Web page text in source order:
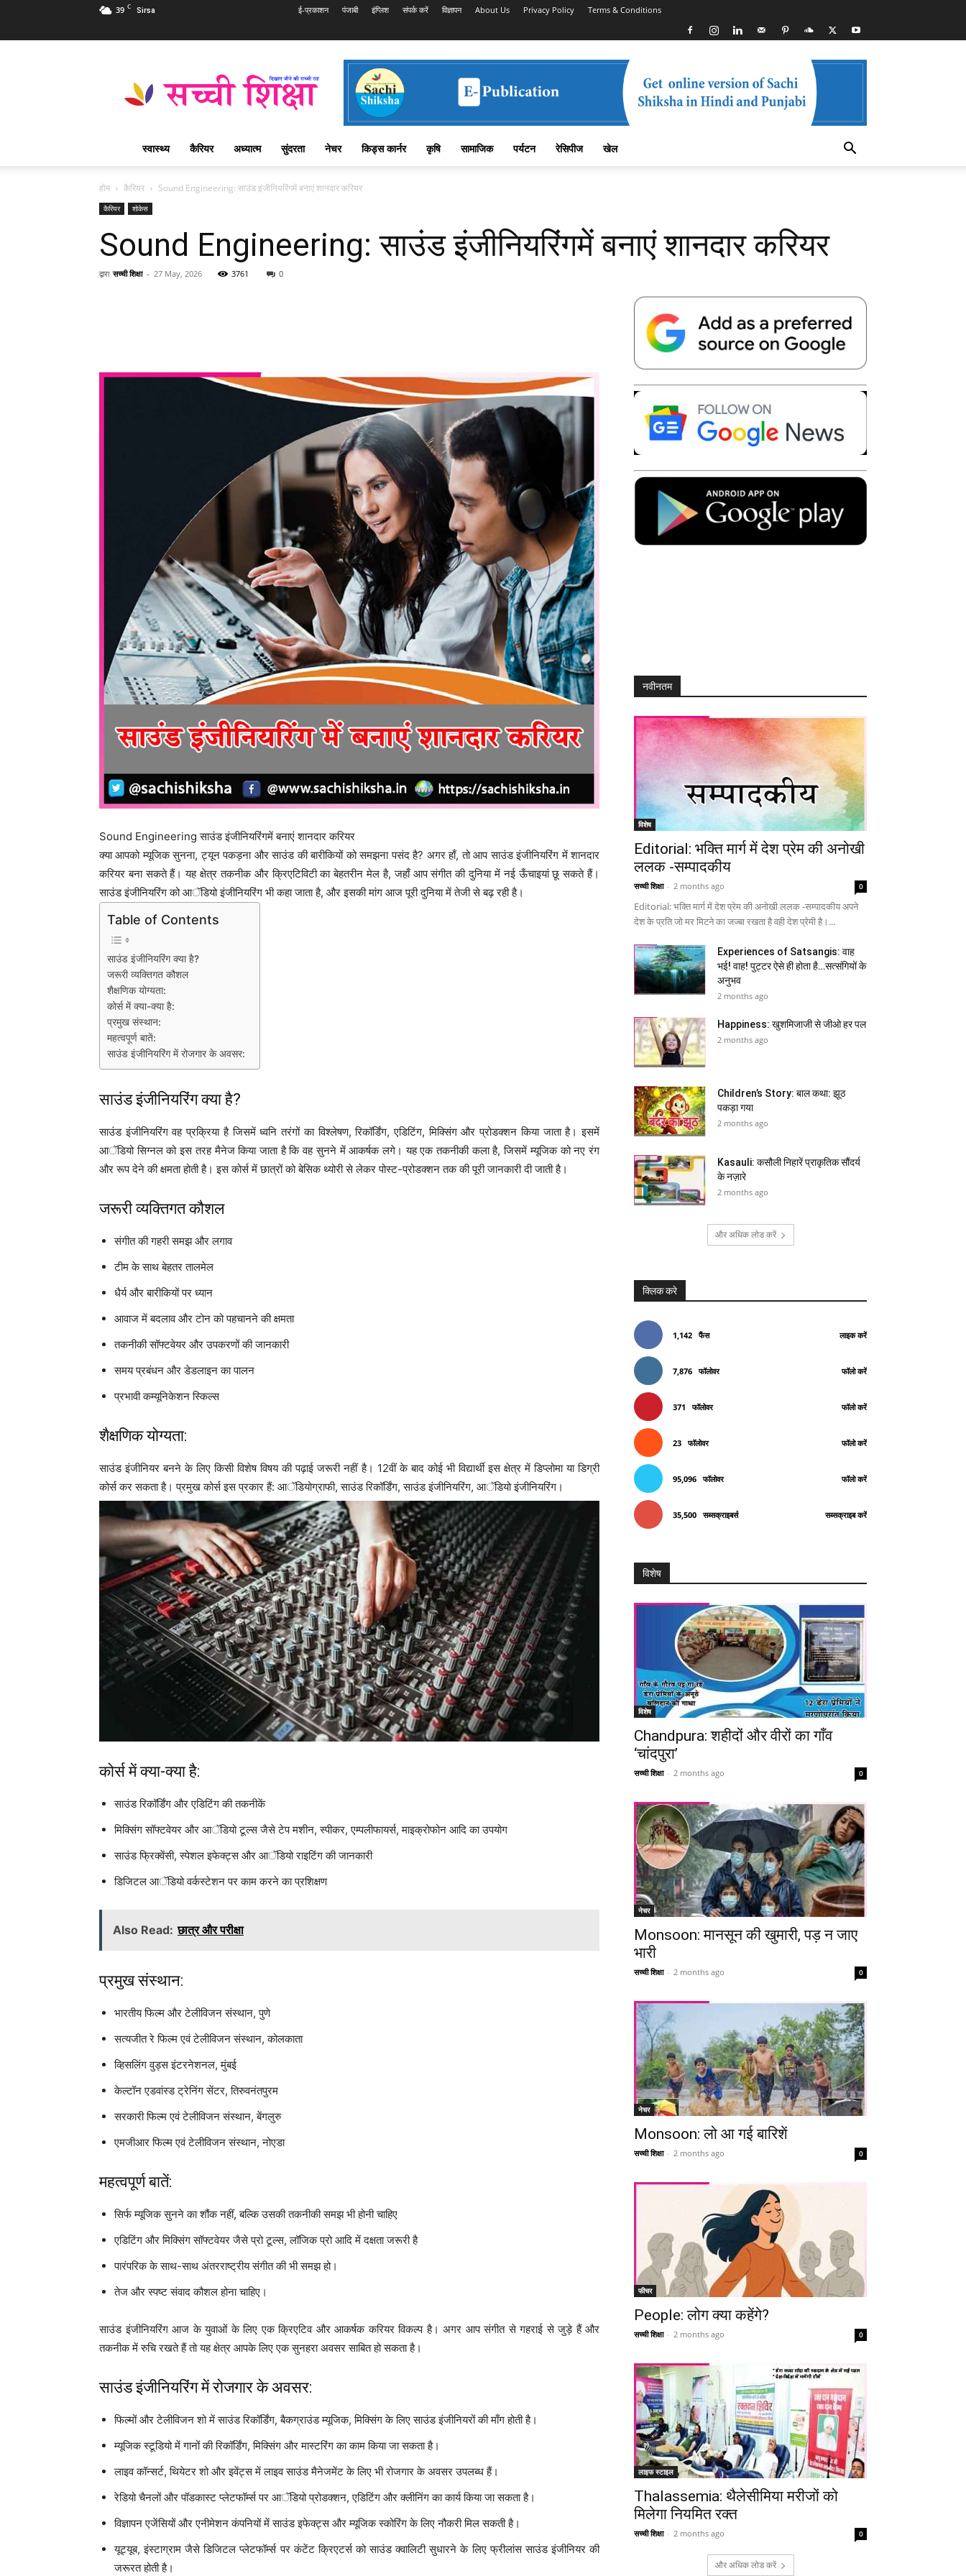
39 C Sirsa ई-प्रकाशन पंजाबी इंग्लिश संपर्क करें विज्ञापन About Us Privacy Policy Terms & Conditions
Shiksha
शिक्षा
पत्रिका
स्वास्थ्य कैरियर अध्यात्म सुंदरता नेचर किड्स कार्नर कृषि सामाजिक पर्यटन रेसिपीज खेल
होम कैरियर Sound Engineering: साउंड इंजीनियरिंगमें बनाएं शानदार करियर
कैरियर शोकेस
Sound Engineering: साउंड इंजीनियरिंगमें बनाएं शानदार करियर
द्वारा सच्ची शिक्षा - 27 May, 2026 3761 0
Telegram Copy URL
Sound Engineering साउंड इंजीनियरिंगमें बनाएं शानदार करियर
क्या आपको म्यूजिक सुनना, ट्यून पकड़ना और साउंड की बारीकियों को समझना पसंद है? अगर हाँ, तो आप साउंड इंजीनियरिंग में शानदार
करियर बना सकते हैं। यह क्षेत्र तकनीक और क्रिएटिविटी का बेहतरीन मेल है, जहाँ आप संगीत की दुनिया में नई ऊँचाइयां छू सकते हैं।
साउंड इंजीनियरिंग को आॅडियो इंजीनियरिंग भी कहा जाता है, और इसकी मांग आज पूरी दुनिया में तेजी से बढ़ रही है।
Table of Contents
साउंड इंजीनियरिंग क्या है?
जरूरी व्यक्तिगत कौशल
शैक्षणिक योग्यता:
कोर्स में क्या-क्या है:
प्रमुख संस्थान:
महत्वपूर्ण बातें:
साउंड इंजीनियरिंग में रोजगार के अवसर:
साउंड इंजीनियरिंग क्या है?
साउंड इंजीनियरिंग वह प्रक्रिया है जिसमें ध्वनि तरंगों का विश्लेषण, रिकॉर्डिंग, एडिटिंग, मिक्सिंग और प्रोडक्शन किया जाता है। इसमें
आॅडियो सिग्नल को इस तरह मैनेज किया जाता है कि वह सुनने में आकर्षक लगे। यह एक तकनीकी कला है, जिसमें म्यूजिक को नए रंग
और रूप देने की क्षमता होती है। इस कोर्स में छात्रों को बेसिक थ्योरी से लेकर पोस्ट-प्रोडक्शन तक की पूरी जानकारी दी जाती है।
जरूरी व्यक्तिगत कौशल
संगीत की गहरी समझ और लगाव
टीम के साथ बेहतर तालमेल
धैर्य और बारीकियों पर ध्यान
आवाज में बदलाव और टोन को पहचानने की क्षमता
तकनीकी सॉफ्टवेयर और उपकरणों की जानकारी
समय प्रबंधन और डेडलाइन का पालन
प्रभावी कम्यूनिकेशन स्किल्स
शैक्षणिक योग्यता:
साउंड इंजीनियर बनने के लिए किसी विशेष विषय की पढ़ाई जरूरी नहीं है। 12वीं के बाद कोई भी विद्यार्थी इस क्षेत्र में डिप्लोमा या डिग्री
कोर्स कर सकता है। प्रमुख कोर्स इस प्रकार हैं: आॅडियोग्राफी, साउंड रिकॉर्डिंग, साउंड इंजीनियरिंग, आॅडियो इंजीनियरिंग।
कोर्स में क्या-क्या है:
साउंड रिकॉर्डिंग और एडिटिंग की तकनीकें
मिक्सिंग सॉफ्टवेयर और आॅडियो टूल्स जैसे टेप मशीन, स्पीकर, एम्पलीफायर्स, माइक्रोफोन आदि का उपयोग
साउंड फ्रिक्वेंसी, स्पेशल इफेक्ट्स और आॅडियो राइटिंग की जानकारी
डिजिटल आॅडियो वर्कस्टेशन पर काम करने का प्रशिक्षण
Also Read: छात्र और परीक्षा
प्रमुख संस्थान:
भारतीय फिल्म और टेलीविजन संस्थान, पुणे
सत्यजीत रे फिल्म एवं टेलीविजन संस्थान, कोलकाता
व्हिसलिंग वुड्स इंटरनेशनल, मुंबई
केल्टॉन एडवांस्ड ट्रेनिंग सेंटर, तिरुवनंतपुरम
सरकारी फिल्म एवं टेलीविजन संस्थान, बेंगलुरु
एमजीआर फिल्म एवं टेलीविजन संस्थान, नोएडा
महत्वपूर्ण बातें:
सिर्फ म्यूजिक सुनने का शौंक नहीं, बल्कि उसकी तकनीकी समझ भी होनी चाहिए
एडिटिंग और मिक्सिंग सॉफ्टवेयर जैसे प्रो टूल्स, लॉजिक प्रो आदि में दक्षता जरूरी है
पारंपरिक के साथ-साथ अंतरराष्ट्रीय संगीत की भी समझ हो।
तेज और स्पष्ट संवाद कौशल होना चाहिए।
साउंड इंजीनियरिंग आज के युवाओं के लिए एक क्रिएटिव और आकर्षक करियर विकल्प है। अगर आप संगीत से गहराई से जुड़े हैं और
तकनीक में रुचि रखते हैं तो यह क्षेत्र आपके लिए एक सुनहरा अवसर साबित हो सकता है।
साउंड इंजीनियरिंग में रोजगार के अवसर:
फिल्मों और टेलीविजन शो में साउंड रिकॉर्डिंग, बैकग्राउंड म्यूजिक, मिक्सिंग के लिए साउंड इंजीनियरों की माँग होती है।
म्यूजिक स्टूडियो में गानों की रिकॉर्डिंग, मिक्सिंग और मास्टरिंग का काम किया जा सकता है।
लाइव कॉन्सर्ट, थियेटर शो और इवेंट्स में लाइव साउंड मैनेजमेंट के लिए भी रोजगार के अवसर उपलब्ध हैं।
रेडियो चैनलों और पॉडकास्ट प्लेटफॉर्म्स पर आॅडियो प्रोडक्शन, एडिटिंग और क्लीनिंग का कार्य किया जा सकता है।
विज्ञापन एजेंसियों और एनीमेशन कंपनियों में साउंड इफेक्ट्स और म्यूजिक स्कोरिंग के लिए नौकरी मिल सकती है।
यूट्यूब, इंस्टाग्राम जैसे डिजिटल प्लेटफॉर्म्स पर कंटेंट क्रिएटर्स को साउंड क्वालिटी सुधारने के लिए फ्रीलांस साउंड इंजीनियर की
जरूरत होती है।
नवीनतम
विशेष
Editorial: भक्ति मार्ग में देश प्रेम की अनोखी
ललक -सम्पादकीय
सच्ची शिक्षा - 2 months ago 0
Editorial: भक्ति मार्ग में देश प्रेम की अनोखी ललक -सम्पादकीय अपने
देश के प्रति जो मर मिटने का जज्बा रखता है वही देश प्रेमी है।...
Experiences of Satsangis: वाह
भई! वाह! पुट्टर ऐसे ही होता है…सत्संगियों के
अनुभव
2 months ago
Happiness: खुशमिजाजी से जीओ हर पल
2 months ago
Children’s Story: बाल कथा: झूठ
पकड़ा गया
2 months ago
Kasauli: कसौली निहारें प्राकृतिक सौंदर्य
के नज़ारे
2 months ago
और अधिक लोड करें
क्लिक करे
1,142 फैंस लाइक करें
7,876 फॉलोवर फॉलो करें
371 फॉलोवर फॉलो करें
23 फॉलोवर फॉलो करें
95,096 फॉलोवर फॉलो करें
35,500 सब्सक्राइबर्स सब्सक्राइब करें
विशेष
विशेष
Chandpura: शहीदों और वीरों का गाँव
‘चांदपुरा’
सच्ची शिक्षा - 2 months ago 0
नेचर
Monsoon: मानसून की खुमारी, पड़ न जाए
भारी
सच्ची शिक्षा - 2 months ago 0
नेचर
Monsoon: लो आ गई बारिशें
सच्ची शिक्षा - 2 months ago 0
फीचर
People: लोग क्या कहेंगे?
सच्ची शिक्षा - 2 months ago 0
लाइफ स्टाइल
Thalassemia: थैलेसीमिया मरीजों को
मिलेगा नियमित रक्त
सच्ची शिक्षा - 2 months ago 0
और अधिक लोड करें